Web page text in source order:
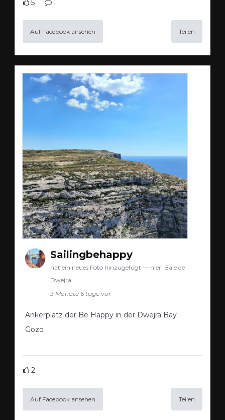
5 1
Auf Facebook ansehen Teilen
Sailingbehappy
hat ein neues Foto hinzugefügt — hier: Baie de
Dwejra.
3 Monate 6 tage vor
Ankerplatz der Be Happy in der Dwejra Bay
Gozo
2
Auf Facebook ansehen Teilen